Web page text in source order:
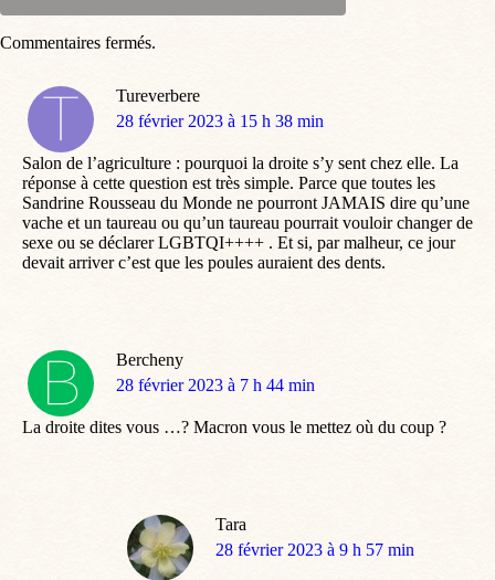
Tureverbere
dit
28 février 2023 à 15 h 38 min
Salon de l’agriculture : pourquoi la droite s’y sent chez elle. La
réponse à cette question est très simple. Parce que toutes les
Sandrine Rousseau du Monde ne pourront JAMAIS dire qu’une
vache et un taureau ou qu’un taureau pourrait vouloir changer de
sexe ou se déclarer LGBTQI++++ . Et si, par malheur, ce jour
devait arriver c’est que les poules auraient des dents.
Bercheny
dit
28 février 2023 à 7 h 44 min
La droite dites vous …? Macron vous le mettez où du coup ?
Tara
dit
28 février 2023 à 9 h 57 min
Commentaires fermés.